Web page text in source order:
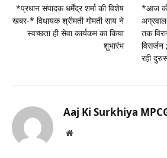
*प्रधान संपादक धर्मेंद्र शर्मा की विशेष
खबर-* विधायक श्रीमती गोमती साय ने
स्वच्छता ही सेवा कार्यकम का किया
शुभारंभ
*आज की
तक
रही
Aaj Ki Surkhiya
Website